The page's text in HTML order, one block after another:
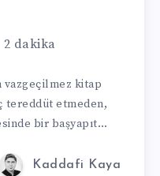
2 dakika
vazgeçilmez kitap
tereddüt etmeden,
bir başyapıt…
Kaddafi Kaya